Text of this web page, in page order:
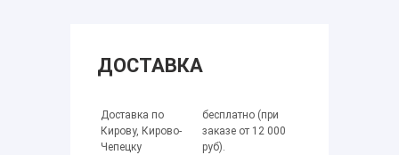
ДОСТАВКА
Доставка по
Кирову, Кирово-
Чепецку
бесплатно (при
заказе от 12 000
руб).